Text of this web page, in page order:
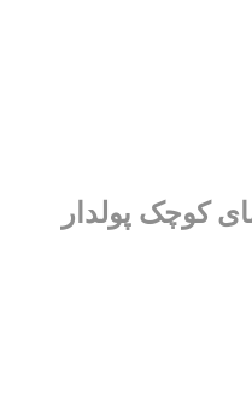
کوچک پولدار